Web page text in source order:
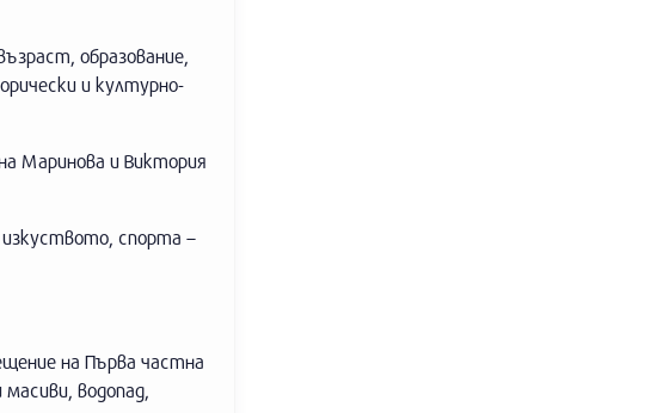
образование,
и културно-
Маринова и Виктория
спорта –
на Първа частна
водопад,